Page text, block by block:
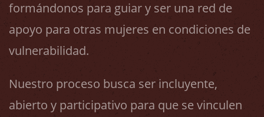
formándonos para guiar y ser una red de
apoyo para otras mujeres en condiciones de
vulnerabilidad.
Nuestro proceso busca ser incluyente,
abierto y participativo para que se vinculen